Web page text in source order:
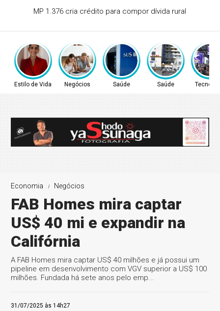
Segurança de condomínios evolui e vai além das câmeras
Estilo de Vida Negócios Saúde Saúde
Economia Negócios
FAB Homes mira captar
US$ 40 mi e expandir na
Califórnia
A FAB Homes mira captar US$ 40 milhões e já possui um
pipeline em desenvolvimento com VGV superior a US$ 100
milhões. Fundada há sete anos pelo emp...
31/07/2025 às 14h27